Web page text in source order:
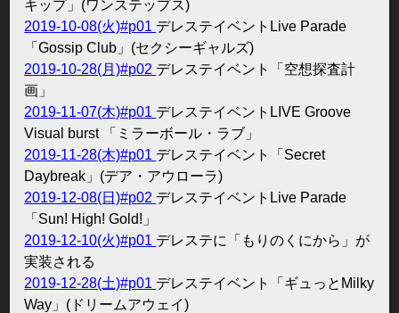
キップ」(ワンステップス)
2019-10-08(火)#p01 デレステイベントLive Parade
「Gossip Club」(セクシーギャルズ)
2019-10-28(月)#p02 デレステイベント「空想探査計
画」
2019-11-07(木)#p01 デレステイベントLIVE Groove
Visual burst 「ミラーボール・ラブ」
2019-11-28(木)#p01 デレステイベント「Secret
Daybreak」(デア・アウローラ)
2019-12-08(日)#p02 デレステイベントLive Parade
「Sun! High! Gold!」
2019-12-10(火)#p01 デレステに「もりのくにから」が
実装される
2019-12-28(土)#p01 デレステイベント「ギュっとMilky
Way」(ドリームアウェイ)